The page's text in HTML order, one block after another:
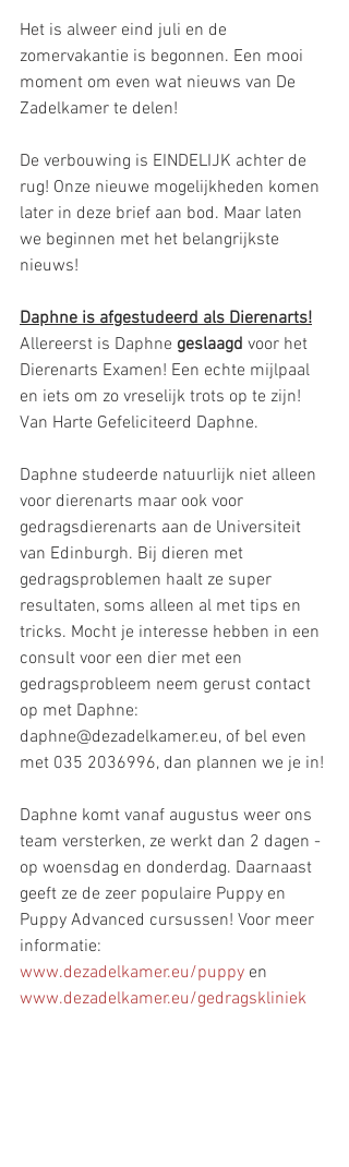
Het is alweer eind juli en de
zomervakantie is begonnen. Een mooi
moment om even wat nieuws van De
Zadelkamer te delen!
De verbouwing is EINDELIJK achter de
rug! Onze nieuwe mogelijkheden komen
later in deze brief aan bod. Maar laten
we beginnen met het belangrijkste
nieuws!
Daphne is afgestudeerd als Dierenarts!
Allereerst is Daphne geslaagd voor het
Dierenarts Examen! Een echte mijlpaal
en iets om zo vreselijk trots op te zijn!
Van Harte Gefeliciteerd Daphne.
Daphne studeerde natuurlijk niet alleen
voor dierenarts maar ook voor
gedragsdierenarts aan de Universiteit
van Edinburgh. Bij dieren met
gedragsproblemen haalt ze super
resultaten, soms alleen al met tips en
tricks. Mocht je interesse hebben in een
consult voor een dier met een
gedragsprobleem neem gerust contact
op met Daphne:
daphne@dezadelkamer.eu, of bel even
met 035 2036996, dan plannen we je in!
Daphne komt vanaf augustus weer ons
team versterken, ze werkt dan 2 dagen -
op woensdag en donderdag. Daarnaast
geeft ze de zeer populaire Puppy en
Puppy Advanced cursussen! Voor meer
informatie:
www.dezadelkamer.eu/puppy en
www.dezadelkamer.eu/gedragskliniek